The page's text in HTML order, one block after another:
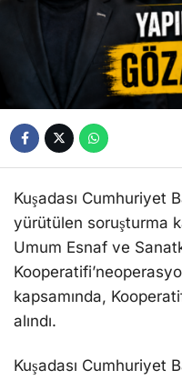
Kuşadası Cumhuriyet
yürütülen soruşturma
Umum Esnaf ve
kapsamında,
alındı.
Kuşadası Cumhuriyet